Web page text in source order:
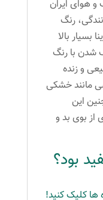
هوای ایران
رنگ
بسیار بالا
شدن با رنگ
و زنده
مانند خشکی
این
از بوی بد و
بود؟
ها کلیک کنید!